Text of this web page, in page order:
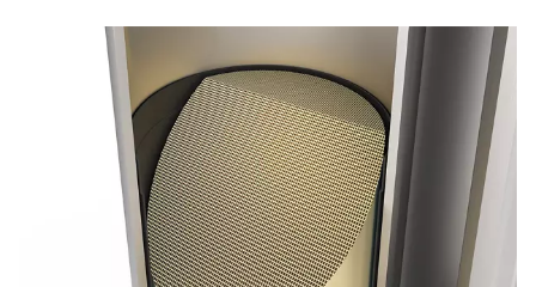
Conçu pour exceller dans les environnements
HE est doté d'une construction robuste avec des
pneumatiques exclusives, offrant des performances
un séchage de l'air de haute qualité dans toutes les
Grâce au contrôleur Purelogic Touch intuitif, les
peuvent facilement optimiser l'efficacité et les
qui fait de la gamme PH 90-690 HE un choix
un séchage de l'air efficace et fiable.